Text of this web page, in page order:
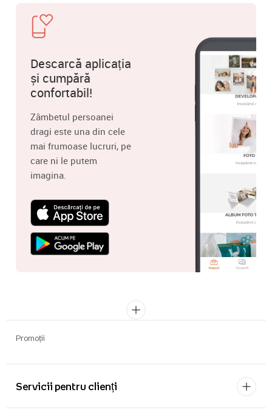
Descarcă aplicația
și cumpără
confortabil!
Zâmbetul persoanei
dragi este una din cele
mai frumoase lucruri, pe
care ni le putem
imagina.
Promoții
Servicii pentru clienți